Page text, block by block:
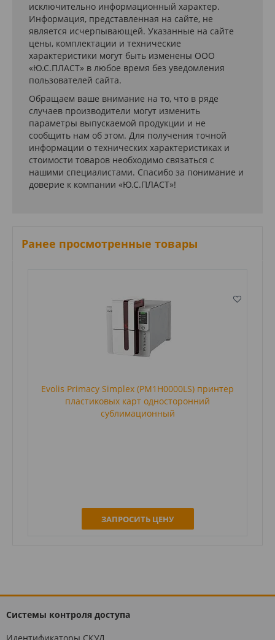
исключительно информационный характер.
Информация, представленная на сайте, не
является исчерпывающей. Указанные на сайте
цены, комплектации и технические
характеристики могут быть изменены ООО
«Ю.С.ПЛАСТ» в любое время без уведомления
пользователей сайта.
Обращаем ваше внимание на то, что в ряде
случаев производители могут изменить
параметры выпускаемой продукции и не
сообщить нам об этом. Для получения точной
информации о технических характеристиках и
стоимости товаров необходимо связаться с
нашими специалистами. Спасибо за понимание и
доверие к компании «Ю.С.ПЛАСТ»!
Ранее просмотренные товары
Evolis Primacy Simplex (PM1H0000LS) принтер
пластиковых карт односторонний
сублимационный
ЗАПРОСИТЬ ЦЕНУ
Системы контроля доступа